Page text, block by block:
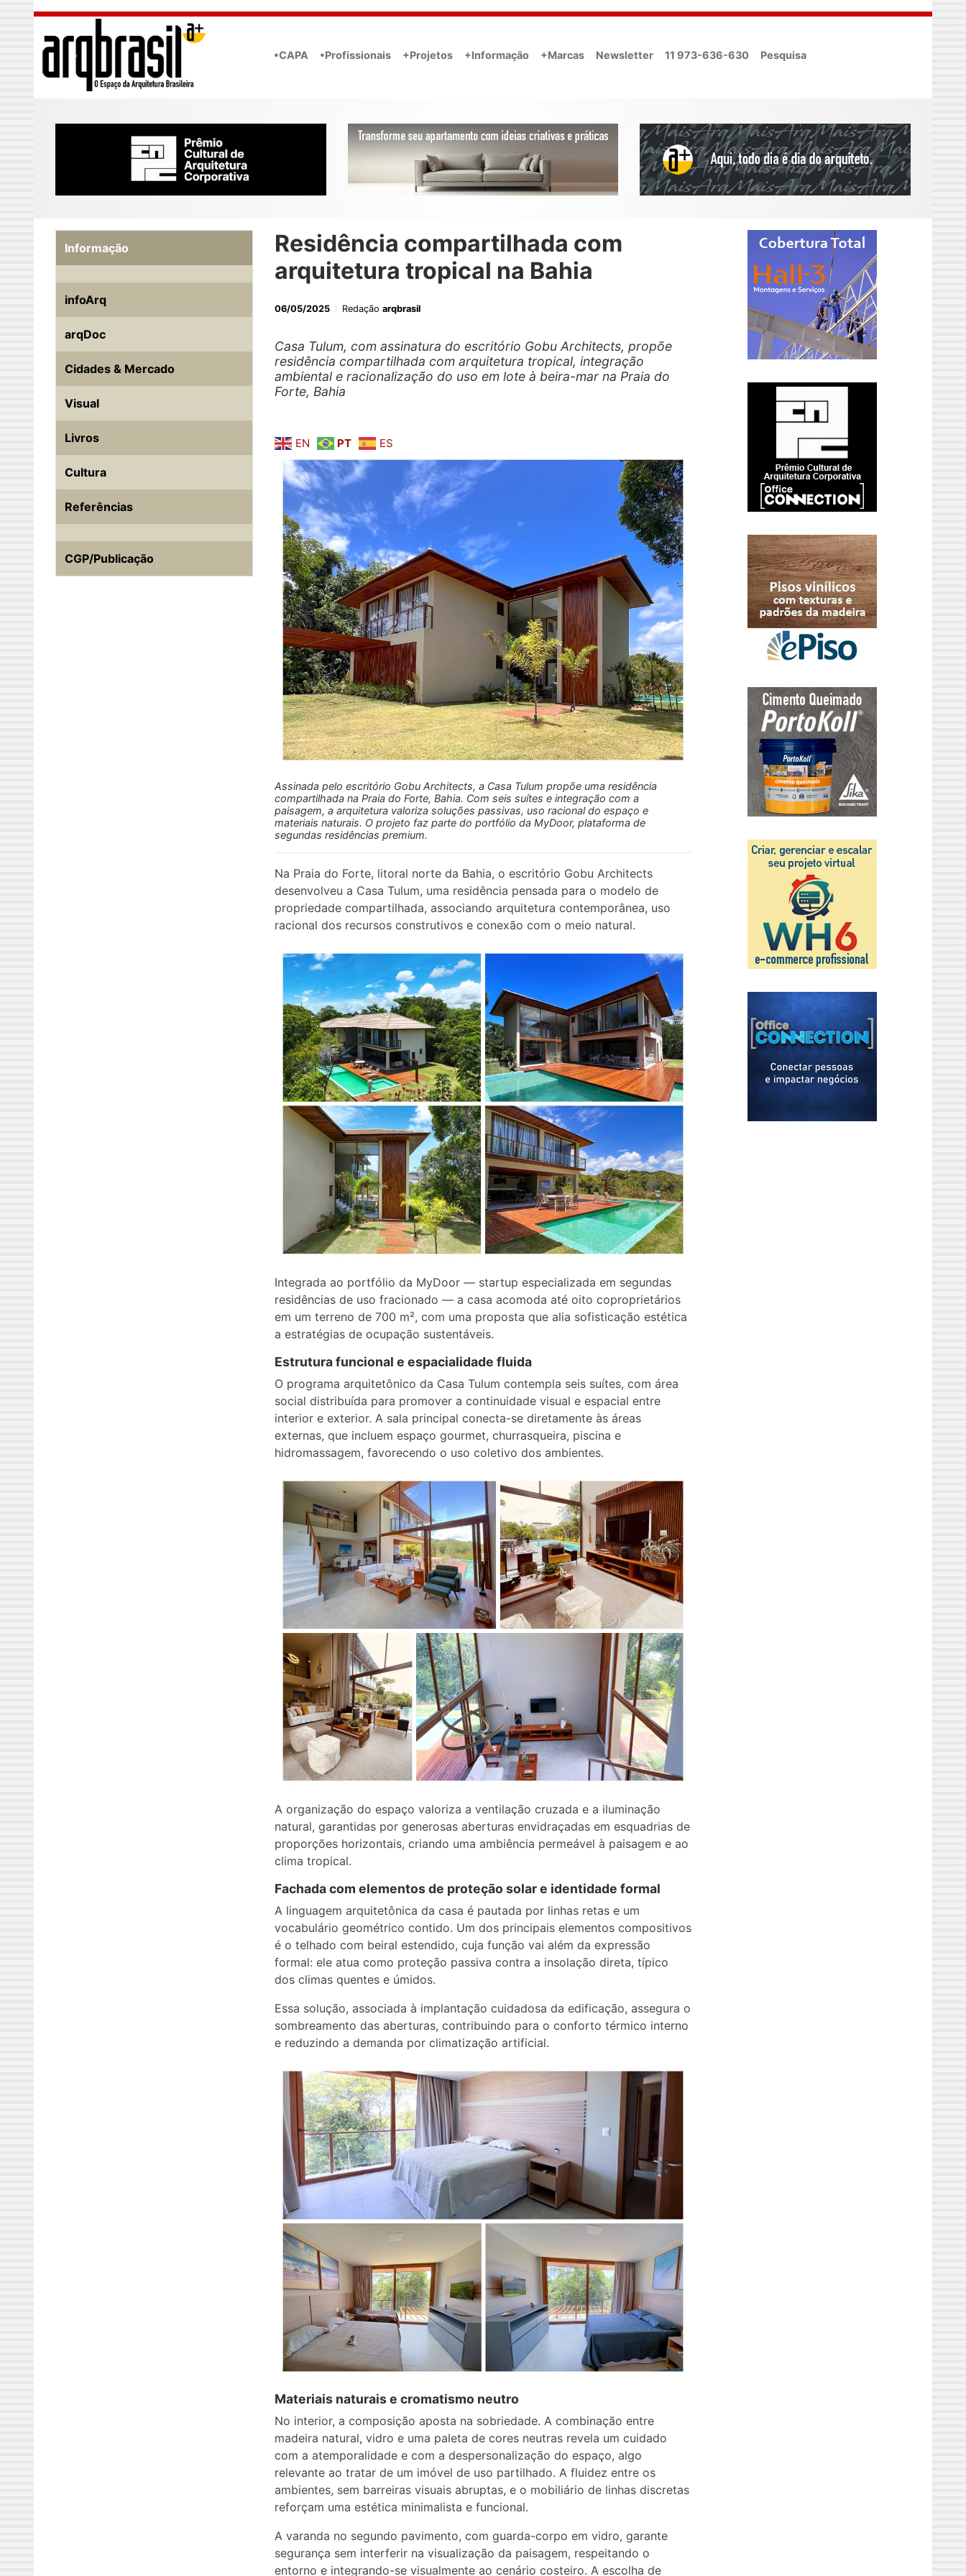
Skip to main content
•CAPA •Profissionais +Projetos +Informação +Marcas Newsletter 11 973-636-630 Pesquisa
Residência compartilhada com
arquitetura tropical na Bahia
06/05/2025 Redação arqbrasil
Casa Tulum, com assinatura do escritório Gobu Architects, propõe
residência compartilhada com arquitetura tropical, integração
ambiental e racionalização do uso em lote à beira-mar na Praia do
Forte, Bahia
EN PT ES
Assinada pelo escritório Gobu Architects, a Casa Tulum propõe uma residência
compartilhada na Praia do Forte, Bahia. Com seis suítes e integração com a
paisagem, a arquitetura valoriza soluções passivas, uso racional do espaço e
materiais naturais. O projeto faz parte do portfólio da MyDoor, plataforma de
segundas residências premium.
Na Praia do Forte, litoral norte da Bahia, o escritório Gobu Architects
desenvolveu a Casa Tulum, uma residência pensada para o modelo de
propriedade compartilhada, associando arquitetura contemporânea, uso
racional dos recursos construtivos e conexão com o meio natural.
Integrada ao portfólio da MyDoor — startup especializada em segundas
residências de uso fracionado — a casa acomoda até oito coproprietários
em um terreno de 700 m², com uma proposta que alia sofisticação estética
a estratégias de ocupação sustentáveis.
Estrutura funcional e espacialidade fluida
O programa arquitetônico da Casa Tulum contempla seis suítes, com área
social distribuída para promover a continuidade visual e espacial entre
interior e exterior. A sala principal conecta-se diretamente às áreas
externas, que incluem espaço gourmet, churrasqueira, piscina e
hidromassagem, favorecendo o uso coletivo dos ambientes.
A organização do espaço valoriza a ventilação cruzada e a iluminação
natural, garantidas por generosas aberturas envidraçadas em esquadrias de
proporções horizontais, criando uma ambiência permeável à paisagem e ao
clima tropical.
Fachada com elementos de proteção solar e identidade formal
A linguagem arquitetônica da casa é pautada por linhas retas e um
vocabulário geométrico contido. Um dos principais elementos compositivos
é o telhado com beiral estendido, cuja função vai além da expressão
formal: ele atua como proteção passiva contra a insolação direta, típico
dos climas quentes e úmidos.
Essa solução, associada à implantação cuidadosa da edificação, assegura o
sombreamento das aberturas, contribuindo para o conforto térmico interno
e reduzindo a demanda por climatização artificial.
Materiais naturais e cromatismo neutro
No interior, a composição aposta na sobriedade. A combinação entre
madeira natural, vidro e uma paleta de cores neutras revela um cuidado
com a atemporalidade e com a despersonalização do espaço, algo
relevante ao tratar de um imóvel de uso partilhado. A fluidez entre os
ambientes, sem barreiras visuais abruptas, e o mobiliário de linhas discretas
reforçam uma estética minimalista e funcional.
A varanda no segundo pavimento, com guarda-corpo em vidro, garante
segurança sem interferir na visualização da paisagem, respeitando o
entorno e integrando-se visualmente ao cenário costeiro. A escolha de
Informação
infoArq
arqDoc
Cidades & Mercado
Visual
Livros
Cultura
Referências
CGP/Publicação